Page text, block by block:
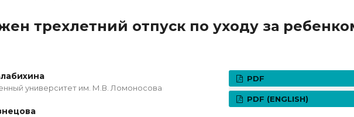
трехлетний отпуск по уходу за
университет им. М.В. Ломоносова
PDF
PDF (ENGLISH)